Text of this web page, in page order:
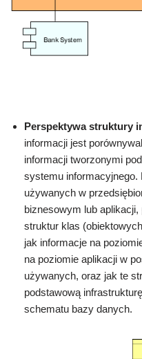
Perspektywa struktury
informacji jest
informacji tworzonymi
systemu informacyjnego.
używanych w
biznesowym lub
struktur klas
jak informacje na
na poziomie aplikacji w
używanych, oraz jak te
podstawową
schematu bazy danych.